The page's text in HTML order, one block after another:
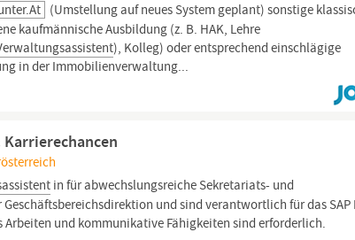
(Umstellung auf neues System geplant) sonstige
kaufmännische Ausbildung (z. B. HAK, Lehre
), Kolleg) oder entsprechend einschlägige
in der Immobilienverwaltung...
in für abwechslungsreiche Sekretariats- und
und sind verantwortlich für das SAP
und kommunikative Fähigkeiten sind erforderlich.